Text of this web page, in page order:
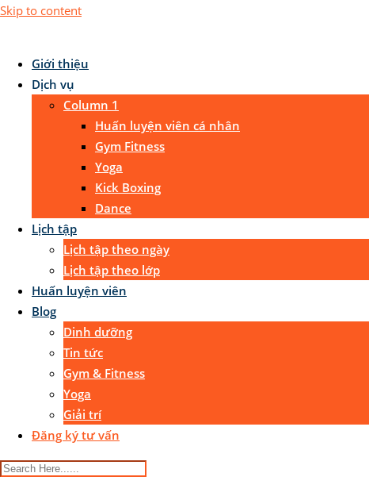
Skip to content
Giới thiệu
Dịch vụ
Column 1
Huấn luyện viên cá nhân
Gym Fitness
Yoga
Kick Boxing
Dance
Lịch tập
Lịch tập theo ngày
Lịch tập theo lớp
Huấn luyện viên
Blog
Dinh dưỡng
Tin tức
Gym & Fitness
Yoga
Giải trí
Đăng ký tư vấn